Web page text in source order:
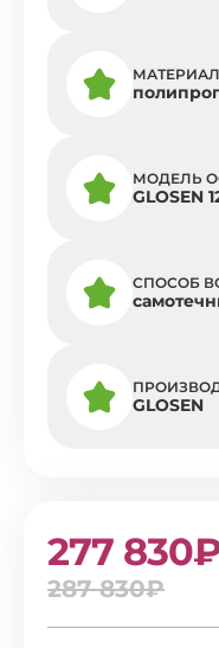
МОДЕЛЬ
GLOSEN
СПОСОБ
GLOSEN
277
287 830₽